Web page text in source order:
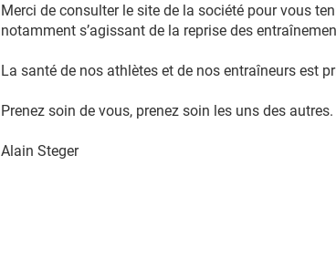
Merci de consulter le site de la société pour vous
notamment s’agissant de la reprise des
La santé de nos athlètes et de nos entraîneurs est
Prenez soin de vous, prenez soin les uns des autres.
Alain Steger